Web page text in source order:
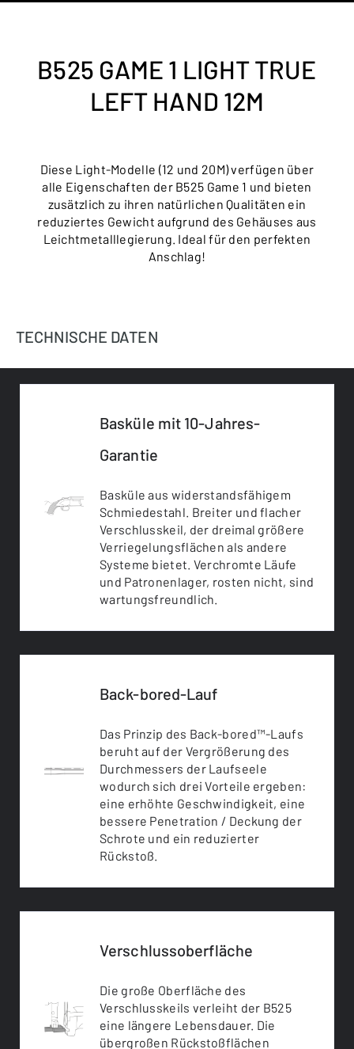
B525 GAME 1 LIGHT TRUE
LEFT HAND 12M
Diese Light-Modelle (12 und 20M) verfügen über
alle Eigenschaften der B525 Game 1 und bieten
zusätzlich zu ihren natürlichen Qualitäten ein
reduziertes Gewicht aufgrund des Gehäuses aus
Leichtmetalllegierung. Ideal für den perfekten
Anschlag!
TECHNISCHE DATEN
Basküle mit 10-Jahres-
Garantie
Basküle aus widerstandsfähigem
Schmiedestahl. Breiter und flacher
Verschlusskeil, der dreimal größere
Verriegelungsflächen als andere
Systeme bietet. Verchromte Läufe
und Patronenlager, rosten nicht, sind
wartungsfreundlich.
Back-bored-Lauf
Das Prinzip des Back-bored™-Laufs
beruht auf der Vergrößerung des
Durchmessers der Laufseele
wodurch sich drei Vorteile ergeben:
eine erhöhte Geschwindigkeit, eine
bessere Penetration / Deckung der
Schrote und ein reduzierter
Rückstoß.
Verschlussoberfläche
Die große Oberfläche des
Verschlusskeils verleiht der B525
eine längere Lebensdauer. Die
übergroßen Rückstoßflächen